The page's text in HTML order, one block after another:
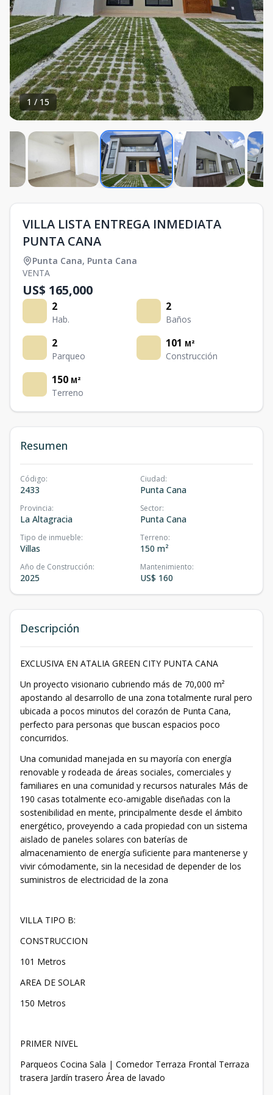
1 / 15
VILLA LISTA ENTREGA INMEDIATA
PUNTA CANA
Punta Cana, Punta Cana
VENTA
US$ 165,000
2
Hab.
2
Baños
2
Parqueo
101 M²
Construcción
150 M²
Terreno
Resumen
Código:
2433
Ciudad:
Punta Cana
Provincia:
La Altagracia
Sector:
Punta Cana
Tipo de inmueble:
Villas
Terreno:
150 m²
Año de Construcción:
2025
Mantenimiento:
US$ 160
Descripción
EXCLUSIVA EN ATALIA GREEN CITY PUNTA CANA
Un proyecto visionario cubriendo más de 70,000 m²
apostando al desarrollo de una zona totalmente rural pero
ubicada a pocos minutos del corazón de Punta Cana,
perfecto para personas que buscan espacios poco
concurridos.
Una comunidad manejada en su mayoría con energía
renovable y rodeada de áreas sociales, comerciales y
familiares en una comunidad y recursos naturales Más de
190 casas totalmente eco-amigable diseñadas con la
sostenibilidad en mente, principalmente desde el ámbito
energético, proveyendo a cada propiedad con un sistema
aislado de paneles solares con baterías de
almacenamiento de energía suficiente para mantenerse y
vivir cómodamente, sin la necesidad de depender de los
suministros de electricidad de la zona
VILLA TIPO B:
CONSTRUCCION
101 Metros
AREA DE SOLAR
150 Metros
PRIMER NIVEL
Parqueos Cocina Sala | Comedor Terraza Frontal Terraza
trasera Jardín trasero Área de lavado